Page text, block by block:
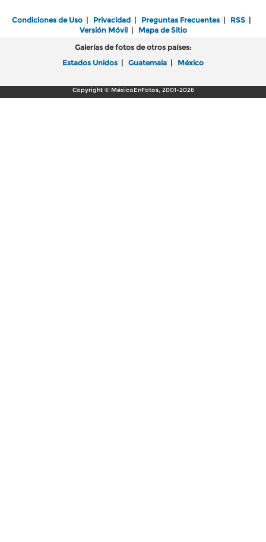
Condiciones de Uso | Privacidad | Preguntas Frecuentes | RSS |
Versión Móvil| Mapa de Sitio
Galerías de fotos de otros países:
Estados Unidos | Guatemala | México
Copyright © MéxicoEnFotos, 2001-2026